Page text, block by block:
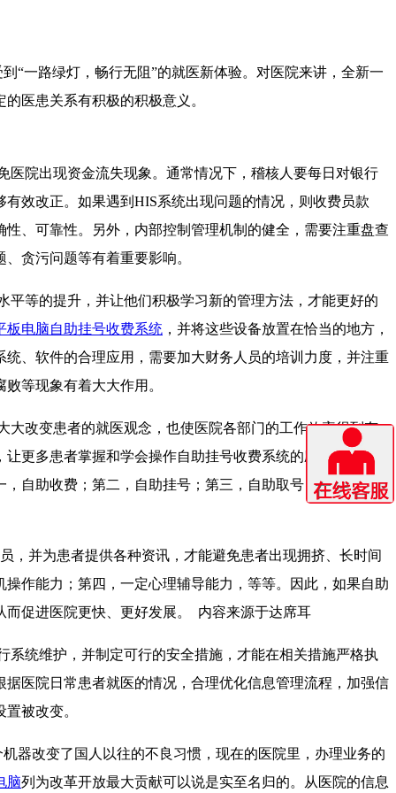
“一路绿灯，畅行无阻”的就医新体验。对医院来讲，全新一
医患关系有积极的积极意义。
院出现资金流失现象。通常情况下，稽核人要每日对银行
效改正。如果遇到HIS系统出现问题的情况，则收费员款
、可靠性。另外，内部控制管理机制的健全，需要注重盘查
贪污问题等有着重要影响。
等的提升，并让他们积极学习新的管理方法，才能更好的
板电脑自助挂号收费系统 ，并将这些设备放置在恰当的地方，
、软件的合理应用，需要加大财务人员的培训力度，并注重
等现象有着大大作用。
改变患者的就医观念，也使医院各部门的工作效率得到有
更多患者掌握和学会操作自助挂号收费系统的应用功能，才
自助收费；第二，自助挂号；第三，自助取号；第四，银行
并为患者提供各种资讯，才能避免患者出现拥挤、长时间
作能力；第四，一定心理辅导能力，等等。因此，如果自助
促进医院更快、更好发展。 内容来源于达席耳
统维护，并制定可行的安全措施，才能在相关措施严格执
医院日常患者就医的情况，合理优化信息管理流程，加强信
被改变。
器改变了国人以往的不良习惯，现在的医院里，办理业务的
脑列为改革开放最大贡献可以说是实至名归的。从医院的信息